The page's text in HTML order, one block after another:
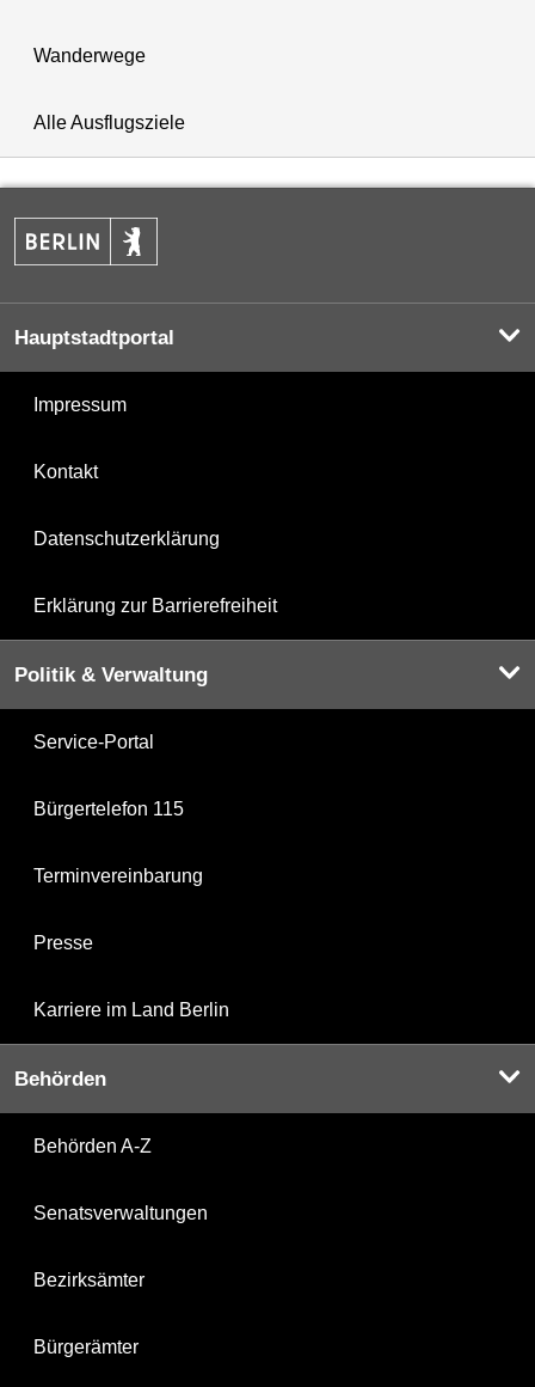
Wanderwege
Alle Ausflugsziele
Hauptstadtportal
Impressum
Kontakt
Datenschutzerklärung
Erklärung zur Barrierefreiheit
Politik & Verwaltung
Service-Portal
Bürgertelefon 115
Terminvereinbarung
Presse
Karriere im Land Berlin
Behörden
Behörden A-Z
Senatsverwaltungen
Bezirksämter
Bürgerämter